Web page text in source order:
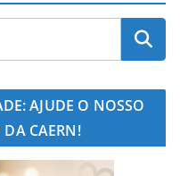
AJUDE O NOSSO
CAERN!